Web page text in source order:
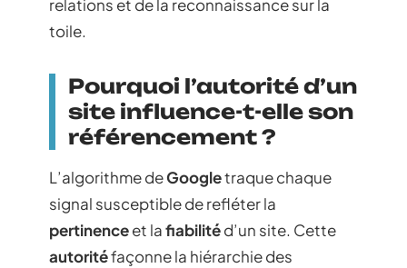
relations et de la reconnaissance sur la
toile.
Pourquoi l’autorité d’un
site influence-t-elle son
référencement ?
L’algorithme deGoogletraque chaque
signal susceptible de refléter la
pertinenceet lafiabilitéd’un site. Cette
autoritéfaçonne la hiérarchie des